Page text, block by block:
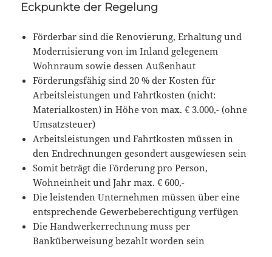
Eckpunkte der Regelung
Förderbar sind die Renovierung, Erhaltung und
Modernisierung von im Inland gelegenem
Wohnraum sowie dessen Außenhaut
Förderungsfähig sind 20 % der Kosten für
Arbeitsleistungen und Fahrtkosten (nicht:
Materialkosten) in Höhe von max. € 3.000,- (ohne
Umsatzsteuer)
Arbeitsleistungen und Fahrtkosten müssen in
den Endrechnungen gesondert ausgewiesen sein
Somit beträgt die Förderung pro Person,
Wohneinheit und Jahr max. € 600,-
Die leistenden Unternehmen müssen über eine
entsprechende Gewerbeberechtigung verfügen
Die Handwerkerrechnung muss per
Banküberweisung bezahlt worden sein